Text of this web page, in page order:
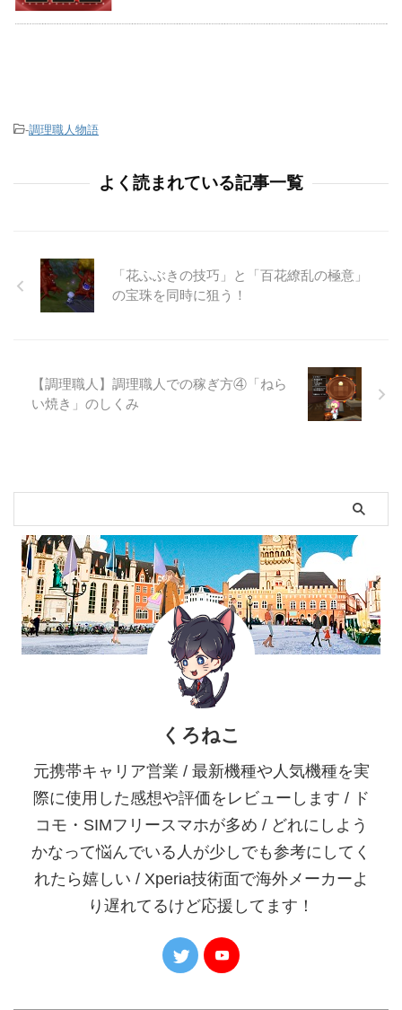
-調理職人物語
よく読まれている記事一覧
「花ふぶきの技巧」と「百花繚乱の極意」
の宝珠を同時に狙う！
【調理職人】調理職人での稼ぎ方④「ねら
い焼き」のしくみ
くろねこ
元携帯キャリア営業 / 最新機種や人気機種を実
際に使用した感想や評価をレビューします / ド
コモ・SIMフリースマホが多め / どれにしよう
かなって悩んでいる人が少しでも参考にしてく
れたら嬉しい / Xperia技術面で海外メーカーよ
り遅れてるけど応援してます！